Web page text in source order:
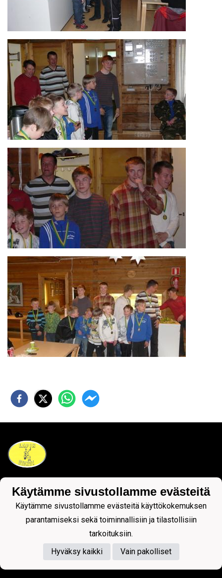
Tietosuojaseloste
Powered by
Käytämme sivustollamme evästeitä
Käytämme sivustollamme evästeitä käyttökokemuksen
parantamiseksi sekä toiminnallisiin ja tilastollisiin
tarkoituksiin.
Hyväksy kaikki
Vain pakolliset